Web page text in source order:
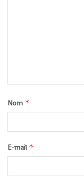
Nom *
E-mail *